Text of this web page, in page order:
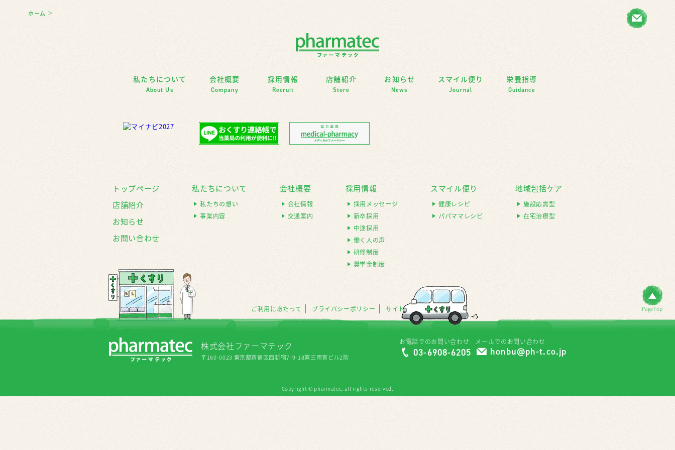
ホーム ＞
私たちについて
About Us
会社概要
Company
採用情報
Recruit
店舗紹介
Store
お知らせ
News
スマイル便り
Journal
栄養指導
Guidance
トップページ
店舗紹介
お知らせ
お問い合わせ
私たちについて
私たちの想い
事業内容
会社概要
会社情報
交通案内
採用情報
採用メッセージ
新卒採用
中途採用
働く人の声
研修制度
奨学金制度
スマイル便り
健康レシピ
パパママレシピ
地域包括ケア
施設応需型
在宅治療型
ご利用にあたって プライバシーポリシー サイトマップ PageTop
株式会社ファーマテック
〒160-0023 東京都新宿区西新宿7-9-18第三雨宮ビル2階
メールでのお問い合わせ
honbu@ph-t.co.jp
お電話でのお問い合わせ
03-6908-6205
Copyright © pharmatec. all rights reserved.